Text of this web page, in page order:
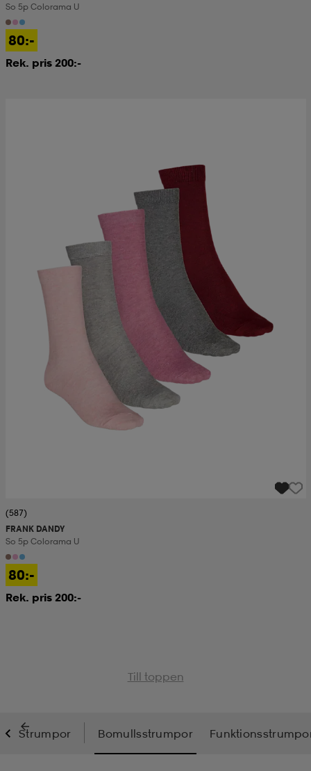
So 5p Colorama U
80:-
Rek. pris 200:-
(587)
FRANK DANDY
So 5p Colorama U
80:-
Rek. pris 200:-
Till toppen
Strumpor Bomullsstrumpor